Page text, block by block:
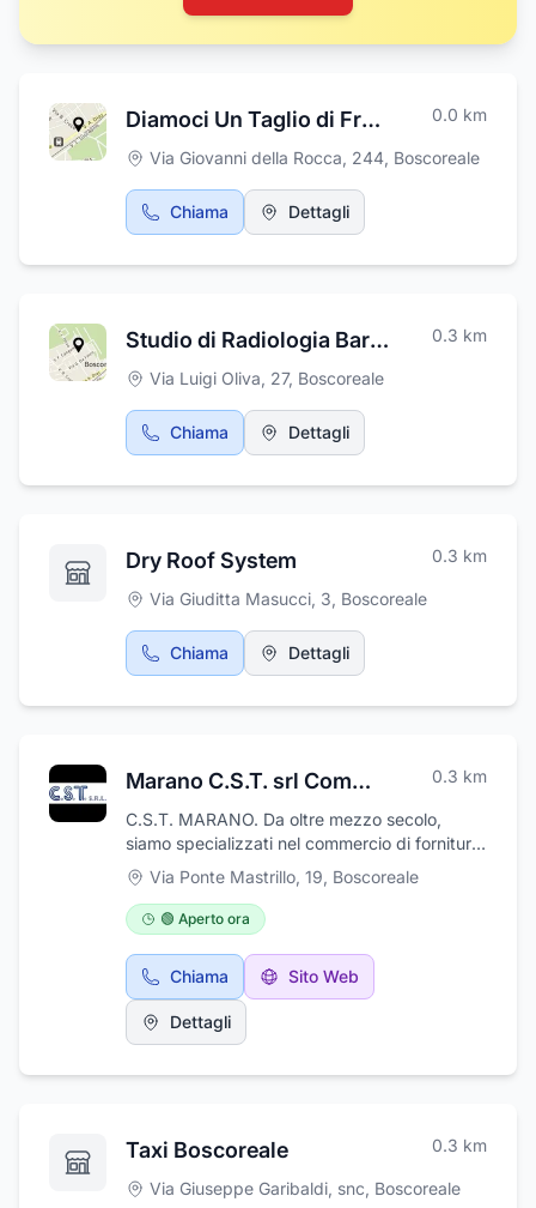
Diamoci Un Taglio di Francesco Vangone 0.0 km
Via Giovanni della Rocca, 244, Boscoreale
Chiama Dettagli
Studio di Radiologia Baron di Blasio Antonio & C. S.a.s. . 0.3 km
Via Luigi Oliva, 27, Boscoreale
Chiama Dettagli
Dry Roof System 0.3 km
Via Giuditta Masucci, 3, Boscoreale
Chiama Dettagli
Marano C.S.T. srl Commercio Metalli Ingrosso e Dettaglio 0.3 km
C.S.T. MARANO. Da oltre mezzo secolo,
siamo specializzati nel commercio di forniture
di metalli, tubi carpenteria, lamiere
coibentate, lamiere grecate, lamiere piane,
lamiere finta tegola, profili asolati per porte,
policarbonato compatto, policarbonato
alveolare, carpenteria, profilati in ferro, ferro
battuto, ferramenta e elettroutensili. Grazie
alla grande quantità di scorte, e personale
qualificato siamo in grado di offrire un servizio
Via Ponte Mastrillo, 19, Boscoreale
🟢 Aperto ora
Chiama Sito Web
Dettagli
Taxi Boscoreale 0.3 km
Via Giuseppe Garibaldi, snc, Boscoreale